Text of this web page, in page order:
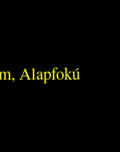
Alapfokú